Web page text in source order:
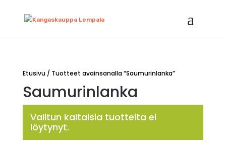
Etusivu/ Tuotteet avainsanalla “Saumurinlanka”
Saumurinlanka
Valitun kaltaisia tuotteita ei
löytynyt.